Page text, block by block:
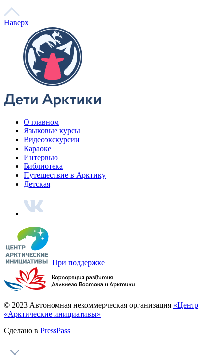
Коряки
Арктика
Дети Арктики
Нганасанский язык
Ительмены
Эвенки
Энцы
Чукчи
Юкагиры
Все категории
О главном
Языковые курсы
Видеоэкскурсии
Библиотека